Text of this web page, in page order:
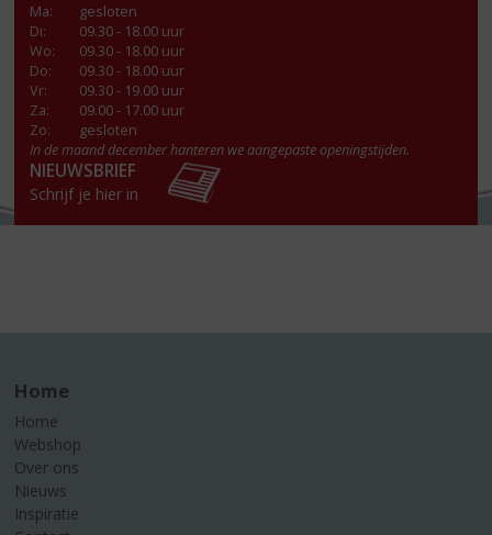
Ma:
gesloten
Di:
09.30 - 18.00 uur
Wo:
09.30 - 18.00 uur
Do:
09.30 - 18.00 uur
Vr:
09.30 - 19.00 uur
Za:
09.00 - 17.00 uur
Zo:
gesloten
In de maand december hanteren we aangepaste openingstijden.
NIEUWSBRIEF
Schrijf je hier in
Home
Home
Webshop
Over ons
Nieuws
Inspiratie